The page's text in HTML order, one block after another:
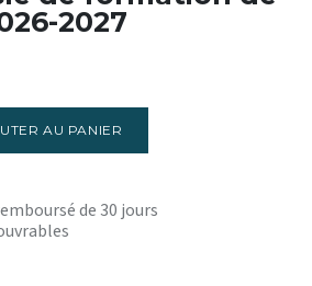
2027
AU PANIER
de 30 jours